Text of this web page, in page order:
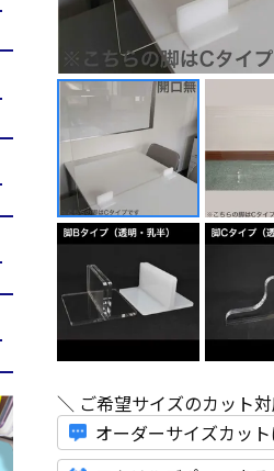
＼ ご希望サイズのカット
オーダーサイズカッ